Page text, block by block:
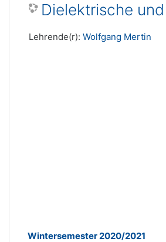
Dielektrische
Lehrende(r): Wolfgang Mertin
Wintersemester 2020/2021